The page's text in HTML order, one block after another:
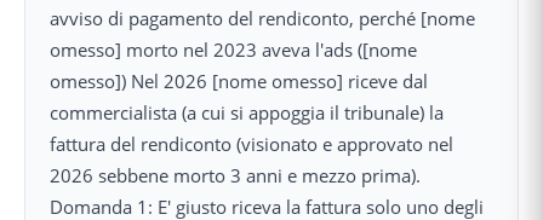
avviso di pagamento del rendiconto, perché [nome
omesso] morto nel 2023 aveva l'ads ([nome
omesso]) Nel 2026 [nome omesso] riceve dal
commercialista (a cui si appoggia il tribunale) la
fattura del rendiconto (visionato e approvato nel
2026 sebbene morto 3 anni e mezzo prima).
Domanda 1: E' giusto riceva la fattura solo uno degli